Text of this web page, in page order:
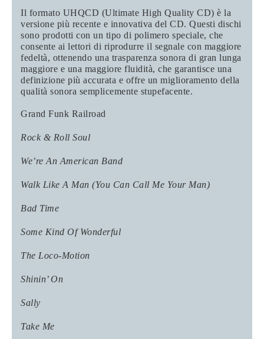
Il formato UHQCD (Ultimate High Quality CD) è la
versione più recente e innovativa del CD. Questi dischi
sono prodotti con un tipo di polimero speciale, che
consente ai lettori di riprodurre il segnale con maggiore
fedeltà, ottenendo una trasparenza sonora di gran lunga
maggiore e una maggiore fluidità, che garantisce una
definizione più accurata e offre un miglioramento della
qualità sonora semplicemente stupefacente.
Grand Funk Railroad
Rock & Roll Soul
We’re An American Band
Walk Like A Man (You Can Call Me Your Man)
Bad Time
Some Kind Of Wonderful
The Loco-Motion
Shinin’ On
Sally
Take Me